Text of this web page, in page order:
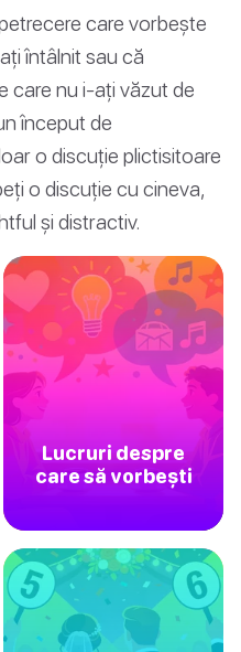
care vorbește
întâlnit sau că
care nu i-ați văzut de
început de
o discuție plictisitoare
o discuție cu cineva,
și distractiv.
Lucruri despre
care să vorbești